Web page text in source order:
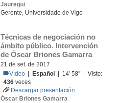
Jauregui
Gerente, Universidade de Vigo
Técnicas de negociación no
ámbito público. Intervención
de Óscar Briones Gamarra
21 de set. de 2017
Vídeo
Español
| 14' 58'' | Visto:
436 veces
Descargar presentación
Óscar Briones Gamarra